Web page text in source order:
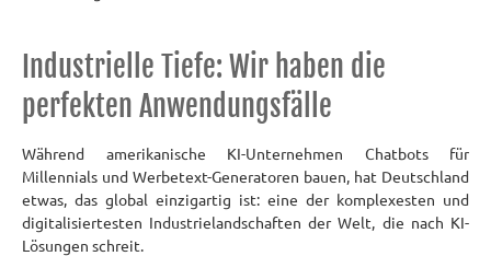
Industrielle Tiefe: Wir haben die
perfekten Anwendungsfälle
Während amerikanische KI-Unternehmen Chatbots für
Millennials und Werbetext-Generatoren bauen, hat Deutschland
etwas, das global einzigartig ist: eine der komplexesten und
digitalisiertesten Industrielandschaften der Welt, die nach KI-
Lösungen schreit.